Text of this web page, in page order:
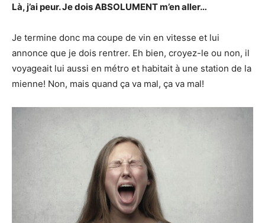
Là, j’ai peur. Je dois ABSOLUMENT m’en aller…
Je termine donc ma coupe de vin en vitesse et lui
annonce que je dois rentrer. Eh bien, croyez-le ou non, il
voyageait lui aussi en métro et habitait à une station de la
mienne! Non, mais quand ça va mal, ça va mal!